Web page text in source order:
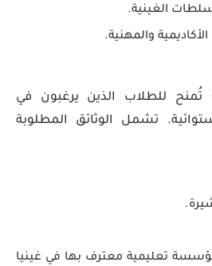
الغينية.
والمهنية.
تُمنح للطلاب الذين يرغبون في
تشمل الوثائق المطلوبة
تعليمية معترف بها في غينيا